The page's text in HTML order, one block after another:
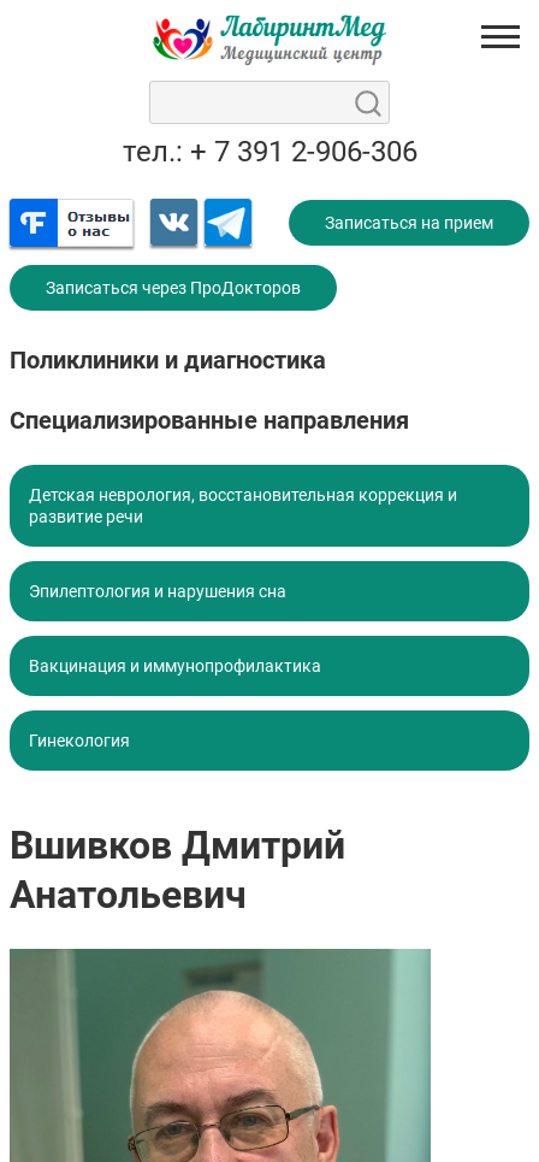
тел.: + 7 391 2-906-306
Записаться на прием
Записаться через ПроДокторов
Поликлиники и диагностика
Специализированные направления
Детская неврология, восстановительная коррекция и
развитие речи
Эпилептология и нарушения сна
Вакцинация и иммунопрофилактика
Гинекология
Вшивков Дмитрий
Анатольевич